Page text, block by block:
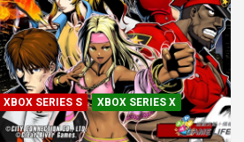
XBOX SERIES S
XBOX SERIES X